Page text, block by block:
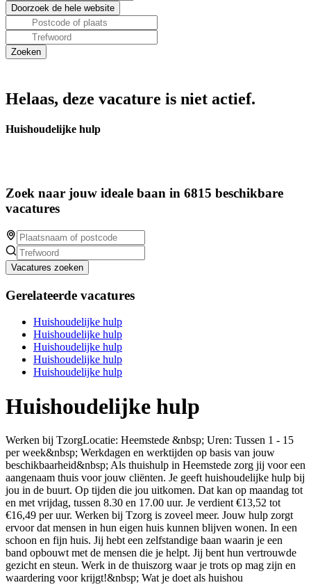
Helaas, deze vacature is niet actief.
Huishoudelijke hulp
Zoek naar jouw ideale baan in 6815 beschikbare
vacatures
Vacatures zoeken
Gerelateerde vacatures
Huishoudelijke hulp
Huishoudelijke hulp
Huishoudelijke hulp
Huishoudelijke hulp
Huishoudelijke hulp
Huishoudelijke hulp
Werken bij TzorgLocatie: Heemstede &nbsp; Uren: Tussen 1 - 15
per week&nbsp; Werkdagen en werktijden op basis van jouw
beschikbaarheid&nbsp; Als thuishulp in Heemstede zorg jij voor een
aangenaam thuis voor jouw cliënten. Je geeft huishoudelijke hulp bij
jou in de buurt. Op tijden die jou uitkomen. Dat kan op maandag tot
en met vrijdag, tussen 8.30 en 17.00 uur. Je verdient €13,52 tot
€16,49 per uur. Werken bij Tzorg is zoveel meer. Jouw hulp zorgt
ervoor dat mensen in hun eigen huis kunnen blijven wonen. In een
schoon en fijn huis. Jij hebt een zelfstandige baan waarin je een
band opbouwt met de mensen die je helpt. Jij bent hun vertrouwde
gezicht en steun. Werk in de thuiszorg waar je trots op mag zijn en
waardering voor krijgt!&nbsp; Wat je doet als huishou